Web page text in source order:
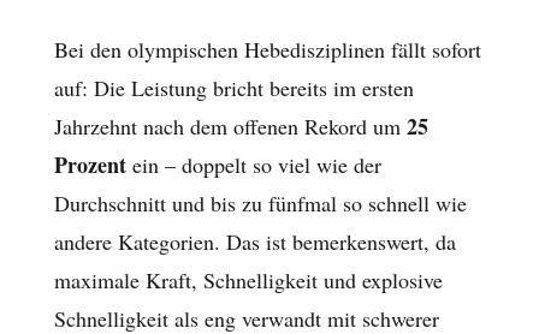
Bei den olympischen Hebedisziplinen fällt sofort
auf: Die Leistung bricht bereits im ersten
Jahrzehnt nach dem offenen Rekord um 25
Prozentein – doppelt so viel wie der
Durchschnitt und bis zu fünfmal so schnell wie
andere Kategorien. Das ist bemerkenswert, da
maximale Kraft, Schnelligkeit und explosive
Schnelligkeit als eng verwandt mit schwerer